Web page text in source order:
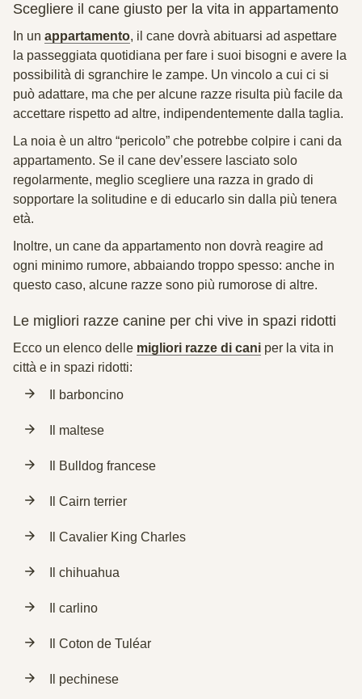
Scegliere il cane giusto per la vita in appartamento
In un appartamento, il cane dovrà abituarsi ad aspettare
la passeggiata quotidiana per fare i suoi bisogni e avere la
possibilità di sgranchire le zampe. Un vincolo a cui ci si
può adattare, ma che per alcune razze risulta più facile da
accettare rispetto ad altre, indipendentemente dalla taglia.
La noia è un altro “pericolo” che potrebbe colpire i cani da
appartamento. Se il cane dev’essere lasciato solo
regolarmente, meglio scegliere una razza in grado di
sopportare la solitudine e di educarlo sin dalla più tenera
età.
Inoltre, un cane da appartamento non dovrà reagire ad
ogni minimo rumore, abbaiando troppo spesso: anche in
questo caso, alcune razze sono più rumorose di altre.
Le migliori razze canine per chi vive in spazi ridotti
Ecco un elenco delle migliori razze di cani per la vita in
città e in spazi ridotti:
Il barboncino
Il maltese
Il Bulldog francese
Il Cairn terrier
Il Cavalier King Charles
Il chihuahua
Il carlino
Il Coton de Tuléar
Il pechinese